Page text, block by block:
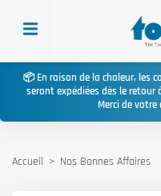
📦 En raison de la chaleur, les
seront expédiées dès le retour
Merci de
Accueil Nos Bonnes Affaires